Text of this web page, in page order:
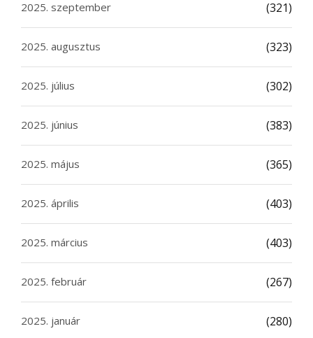
2025. szeptember (321)
2025. augusztus (323)
2025. július (302)
2025. június (383)
2025. május (365)
2025. április (403)
2025. március (403)
2025. február (267)
2025. január (280)